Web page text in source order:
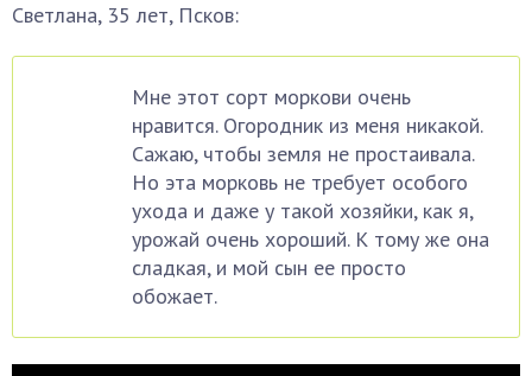
Светлана, 35 лет, Псков:
Мне этот сорт моркови очень
нравится. Огородник из меня никакой.
Сажаю, чтобы земля не простаивала.
Но эта морковь не требует особого
ухода и даже у такой хозяйки, как я,
урожай очень хороший. К тому же она
сладкая, и мой сын ее просто
обожает.